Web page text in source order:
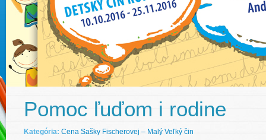
Pomoc ľuďom i rodine
Kategória: Cena Sašky Fischerovej – Malý Veľký čin